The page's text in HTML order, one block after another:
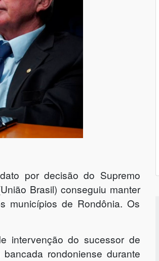
por decisão do Supremo
Brasil) conseguiu manter
municípios de Rondônia. Os
intervenção do sucessor de
rondoniense durante